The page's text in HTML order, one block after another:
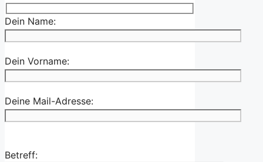
Dein Name:
Dein Vorname:
Deine Mail-Adresse:
Betreff: